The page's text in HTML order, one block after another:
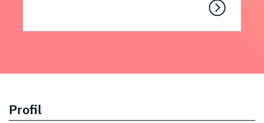
Profil